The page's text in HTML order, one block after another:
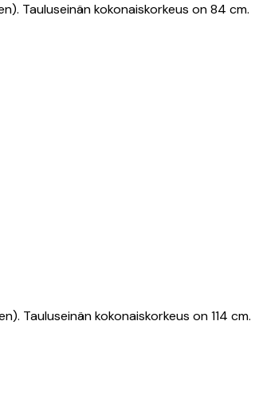
Tauluseinän kokonaiskorkeus on 84 cm.
Tauluseinän kokonaiskorkeus on 114 cm.